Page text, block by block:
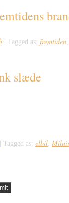
Tagged as: fremtiden,
slæde
Tagged as: elbil,